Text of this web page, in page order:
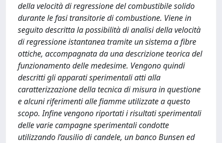
della velocità di regressione del combustibile solido
durante le fasi transitorie di combustione. Viene in
seguito descritta la possibilità di analisi della velocità
di regressione istantanea tramite un sistema a fibre
ottiche, accompagnata da una descrizione teorica del
funzionamento delle medesime. Vengono quindi
descritti gli apparati sperimentali atti alla
caratterizzazione della tecnica di misura in questione
e alcuni riferimenti alle fiamme utilizzate a questo
scopo. Infine vengono riportati i risultati sperimentali
delle varie campagne sperimentali condotte
utilizzando l’ausilio di candele, un banco Bunsen ed